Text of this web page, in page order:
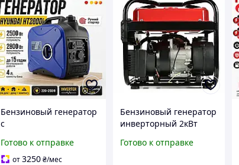
Бензиновый генератор
с
и выходами 220В USB и
12В Генератор
Готово к отправке
от3250₴/мес
Бензиновый генератор
инверторный 2кВт
бензиновый для дома
Готово к отправке